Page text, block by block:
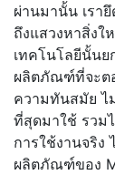
ผ่านมานั้น เรา
ถึงแสวงหาสิ่งใ
เทคโนโลยีนั้นย
ผลิตภัณฑ์ที่จะต
ความทันสมัย ไ
ที่สุดมาใช้ รวม
การใช้งานจริง
ผลิตภัณฑ์ของ